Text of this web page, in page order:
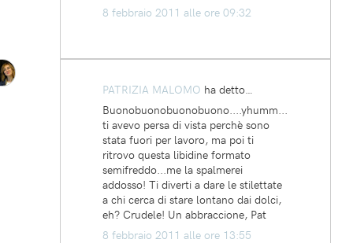
8 febbraio 2011 alle ore 09:32
PATRIZIA MALOMO ha detto…
Buonobuonobuonobuono....yhumm...
ti avevo persa di vista perchè sono
stata fuori per lavoro, ma poi ti
ritrovo questa libidine formato
semifreddo...me la spalmerei
addosso! Ti diverti a dare le stilettate
a chi cerca di stare lontano dai dolci,
eh? Crudele! Un abbraccione, Pat
8 febbraio 2011 alle ore 13:55